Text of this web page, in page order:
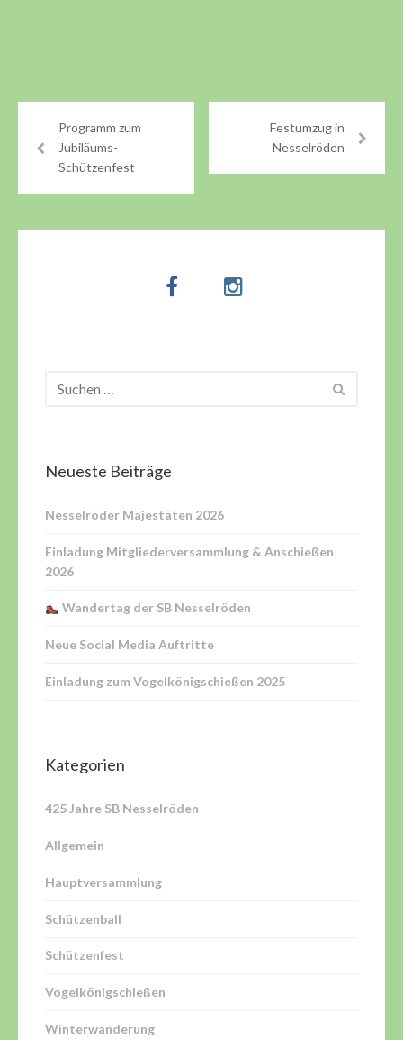
Programm zum
Jubiläums-
Schützenfest
Festumzug in
Nesselröden
Neueste Beiträge
Nesselröder Majestäten 2026
Einladung Mitgliederversammlung & Anschießen
2026
Wandertag der SB Nesselröden
Neue Social Media Auftritte
Einladung zum Vogelkönigschießen 2025
Kategorien
425 Jahre SB Nesselröden
Allgemein
Hauptversammlung
Schützenball
Schützenfest
Vogelkönigschießen
Winterwanderung